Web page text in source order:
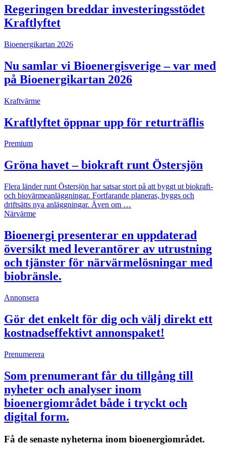
Regeringen breddar investeringsstödet
Kraftlyftet
Bioenergikartan 2026
Nu samlar vi Bioenergisverige – var med
på Bioenergikartan 2026
Kraftvärme
Kraftlyftet öppnar upp för returträflis
Premium
Gröna havet – biokraft runt Östersjön
Flera länder runt Östersjön har satsar stort på att byggt ut biokraft-
och biovärmeanläggningar. Fortfarande planeras, byggs och
driftsätts nya anläggningar. Även om …
Närvärme
Bioenergi presenterar en uppdaterad
översikt med leverantörer av utrustning
och tjänster för närvärmelösningar med
biobränsle.
Annonsera
Gör det enkelt för dig och välj direkt ett
kostnadseffektivt annonspaket!
Prenumerera
Som prenumerant får du tillgång till
nyheter och analyser inom
bioenergiområdet både i tryckt och
digital form.
Få de senaste nyheterna inom bioenergiområdet.